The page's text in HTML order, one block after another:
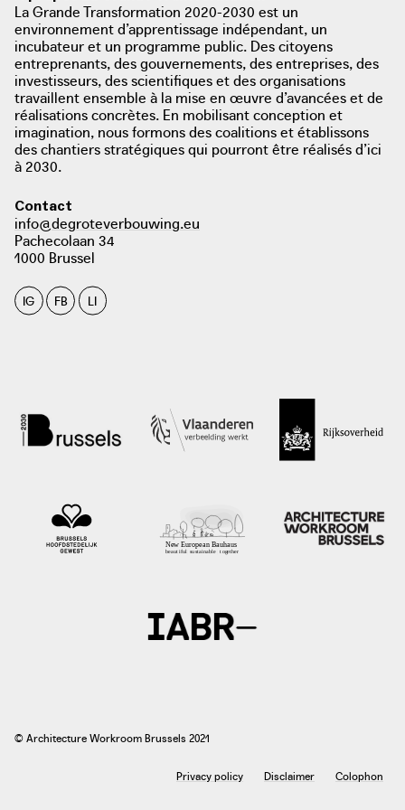
photo: Floremie Vermeulen, Elly Moyaert, 2021
a-plus.be
La Grande Transformation 2020-2030 est un
environnement d’apprentissage indépendant, un
incubateur et un programme public. Des citoyens
entreprenants, des gouvernements, des entreprises, des
investisseurs, des scientifiques et des organisations
travaillent ensemble à la mise en œuvre d’avancées et de
réalisations concrètes. En mobilisant conception et
imagination, nous formons des coalitions et établissons
des chantiers stratégiques qui pourront être réalisés d’ici
à 2030.
Contact
info@degroteverbouwing.eu
Pachecolaan 34
1000 Brussel
IG FB LI
© Architecture Workroom Brussels 2021
Privacy policy Disclaimer Colophon